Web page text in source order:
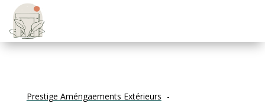
Prestige Améngaements Extérieurs